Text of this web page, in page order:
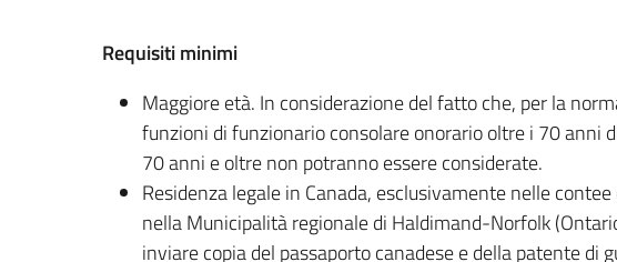
Requisiti minimi
Maggiore età. In considerazione del fatto che, per la
funzioni di funzionario consolare onorario oltre i 70 anni
70 anni e oltre non potranno essere considerate.
Residenza legale in Canada, esclusivamente nelle
nella Municipalità regionale di Haldimand-Norfolk
inviare copia del passaporto canadese e della patente di